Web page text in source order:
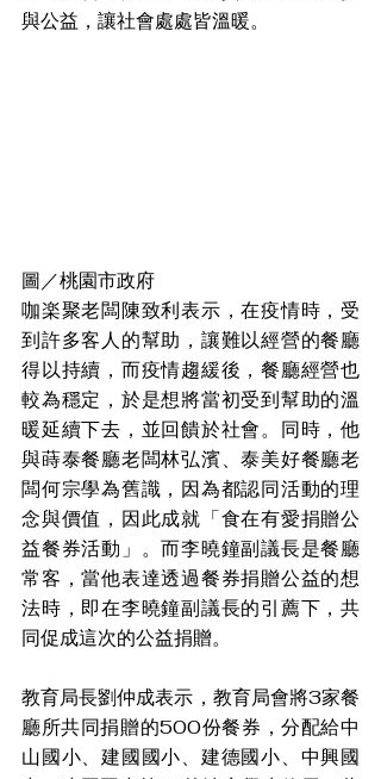
與公益，讓社會處處皆溫暖。
圖／桃園市政府
咖楽聚老闆陳致利表示，在疫情時，受
到許多客人的幫助，讓難以經營的餐廳
得以持續，而疫情趨緩後，餐廳經營也
較為穩定，於是想將當初受到幫助的溫
暖延續下去，並回饋於社會。同時，他
與蒔泰餐廳老闆林弘濱、泰美好餐廳老
闆何宗學為舊識，因為都認同活動的理
念與價值，因此成就「食在有愛捐贈公
益餐券活動」。而李曉鐘副議長是餐廳
常客，當他表達透過餐券捐贈公益的想
法時，即在李曉鐘副議長的引薦下，共
同促成這次的公益捐贈。
教育局長劉仲成表示，教育局會將3家餐
廳所共同捐贈的500份餐券，分配給中
山國小、建國國小、建德國小、中興國